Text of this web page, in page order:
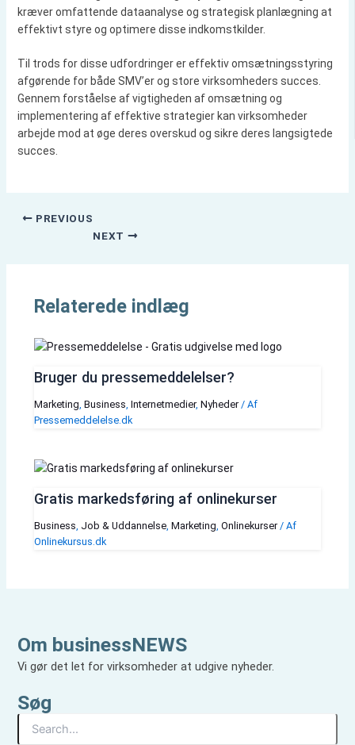
kræver omfattende dataanalyse og strategisk planlægning at
effektivt styre og optimere disse indkomstkilder.
Til trods for disse udfordringer er effektiv omsætningsstyring
afgørende for både SMV’er og store virksomheders succes.
Gennem forståelse af vigtigheden af omsætning og
implementering af effektive strategier kan virksomheder
arbejde mod at øge deres overskud og sikre deres langsigtede
succes.
PREVIOUS
NEXT
Relaterede indlæg
Bruger du pressemeddelelser?
Marketing Business Internetmedier, Nyheder/ Af
Pressemeddelelse.dk
Gratis markedsføring af onlinekurser
Business Job & Uddannelse, Marketing Onlinekurser/ Af
Onlinekursus.dk
Om businessNEWS
Vi gør det let for virksomheder at udgive nyheder.
Søg